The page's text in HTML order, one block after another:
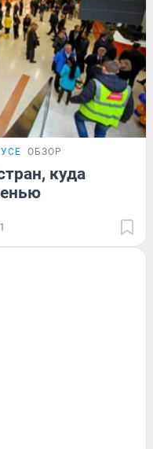
ОБЗОР
куда
1